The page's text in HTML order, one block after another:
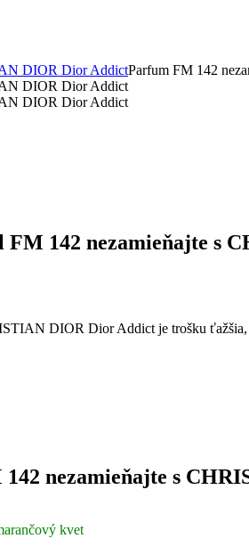
Parfum FM 142
FM 142 nezamieňajte s
DIOR Dior Addict je trošku ťažšia,
nezamieňajte s
kvet